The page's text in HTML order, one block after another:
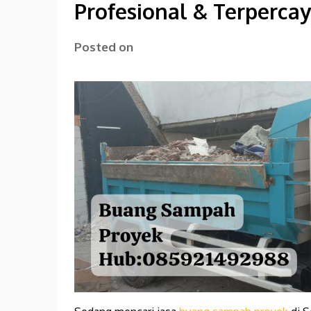
Profesional &
Posted on